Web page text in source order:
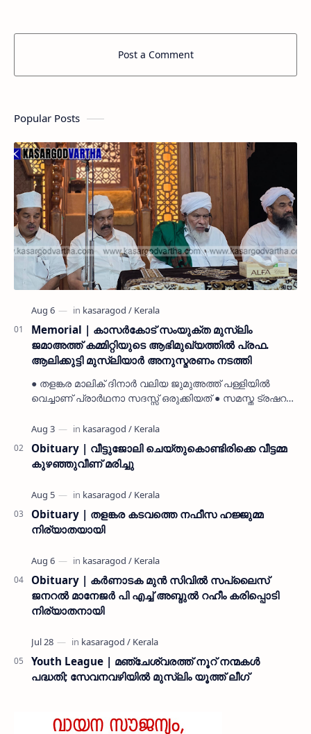
Post a Comment
Popular Posts
Memorial | കാസർകോട് സംയുക്ത മുസ്ലിം
ജമാഅത്ത് കമ്മിറ്റിയുടെ ആഭിമുഖ്യത്തിൽ പ്രഫ.
ആലിക്കുട്ടി മുസ്ലിയാർ അനുസ്മരണം നടത്തി
● തളങ്കര മാലിക് ദിനാർ വലിയ ജുമുഅത്ത് പള്ളിയിൽ
വെച്ചാണ് പ്രാർഥനാ സദസ്സ് ഒരുക്കിയത് ● സമസ്ത ട്രഷറർ
നൽകി കാസ…
Obituary | വീട്ടുജോലി ചെയ്തുകൊണ്ടിരിക്കെ വീട്ടമ്മ
കുഴഞ്ഞുവീണ് മരിച്ചു
Obituary | തളങ്കര കടവത്തെ നഫീസ ഹജ്ജുമ്മ
നിര്യാതയായി
Obituary | കർണാടക മുൻ സിവില്‍ സപ്ലൈസ്
ജനറൽ മാനേജർ പി എച്ച് അബ്ദുൽ റഹീം കരിപ്പൊടി
നിര്യാതനായി
Youth League | മഞ്ചേശ്വരത്ത് നൂറ് നന്മകൾ
പദ്ധതി; സേവനവഴിയിൽ മുസ്ലിം യൂത്ത് ലീഗ്